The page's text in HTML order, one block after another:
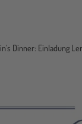
Dinner: Einladung